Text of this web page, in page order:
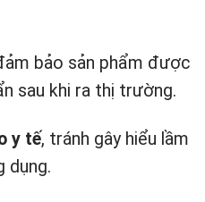
bảo sản phẩm được
sau khi ra thị trường.
y tế, tránh gây hiểu lầm
dụng.